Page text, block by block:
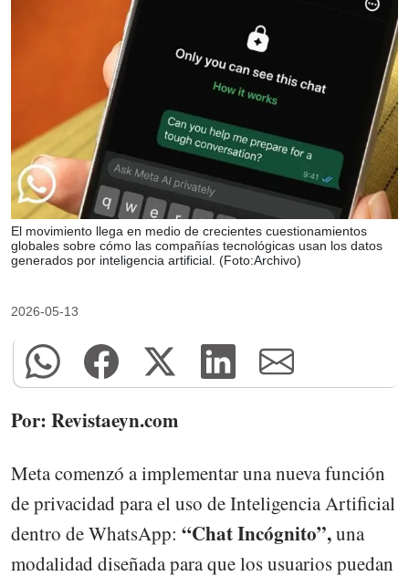
El movimiento llega en medio de crecientes cuestionamientos
globales sobre cómo las compañías tecnológicas usan los datos
generados por inteligencia artificial. (Foto:Archivo)
2026-05-13
Por: Revistaeyn.com
Meta comenzó a implementar una nueva función
de privacidad para el uso de Inteligencia Artificial
dentro de WhatsApp: “Chat Incógnito”,una
modalidad diseñada para que los usuarios puedan